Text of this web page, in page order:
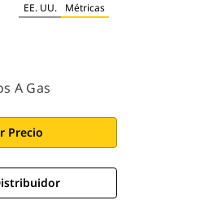
EE. UU. Métricas
A Gas
Precio